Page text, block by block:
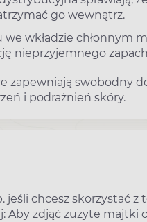
go wewnątrz.
wkładzie chłonnym
nieprzyjemnego
zapewniają swobodny
i podrażnień skóry.
jeśli chcesz skorzystać z
Aby zdjąć zużyte majtki